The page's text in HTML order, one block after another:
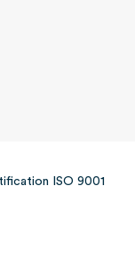
ISO 9001